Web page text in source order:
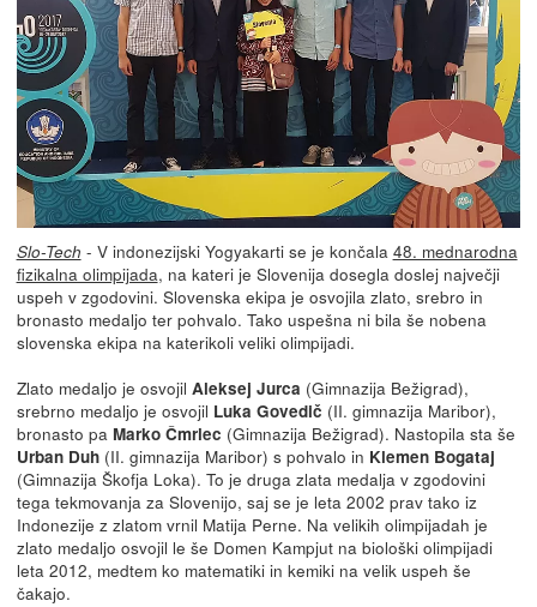
Slo-Tech - V indonezijski Yogyakarti se je končala 48. mednarodna
fizikalna olimpijada, na kateri je Slovenija dosegla doslej največji
uspeh v zgodovini. Slovenska ekipa je osvojila zlato, srebro in
bronasto medaljo ter pohvalo. Tako uspešna ni bila še nobena
slovenska ekipa na katerikoli veliki olimpijadi.
Zlato medaljo je osvojil Aleksej Jurca (Gimnazija Bežigrad),
srebrno medaljo je osvojil Luka Govedič (II. gimnazija Maribor),
bronasto pa Marko Čmrlec (Gimnazija Bežigrad). Nastopila sta še
Urban Duh(II. gimnazija Maribor) s pohvalo in Klemen Bogataj
(Gimnazija Škofja Loka). To je druga zlata medalja v zgodovini
tega tekmovanja za Slovenijo, saj se je leta 2002 prav tako iz
Indonezije z zlatom vrnil Matija Perne. Na velikih olimpijadah je
zlato medaljo osvojil le še Domen Kampjut na biološki olimpijadi
leta 2012, medtem ko matematiki in kemiki na velik uspeh še
čakajo.